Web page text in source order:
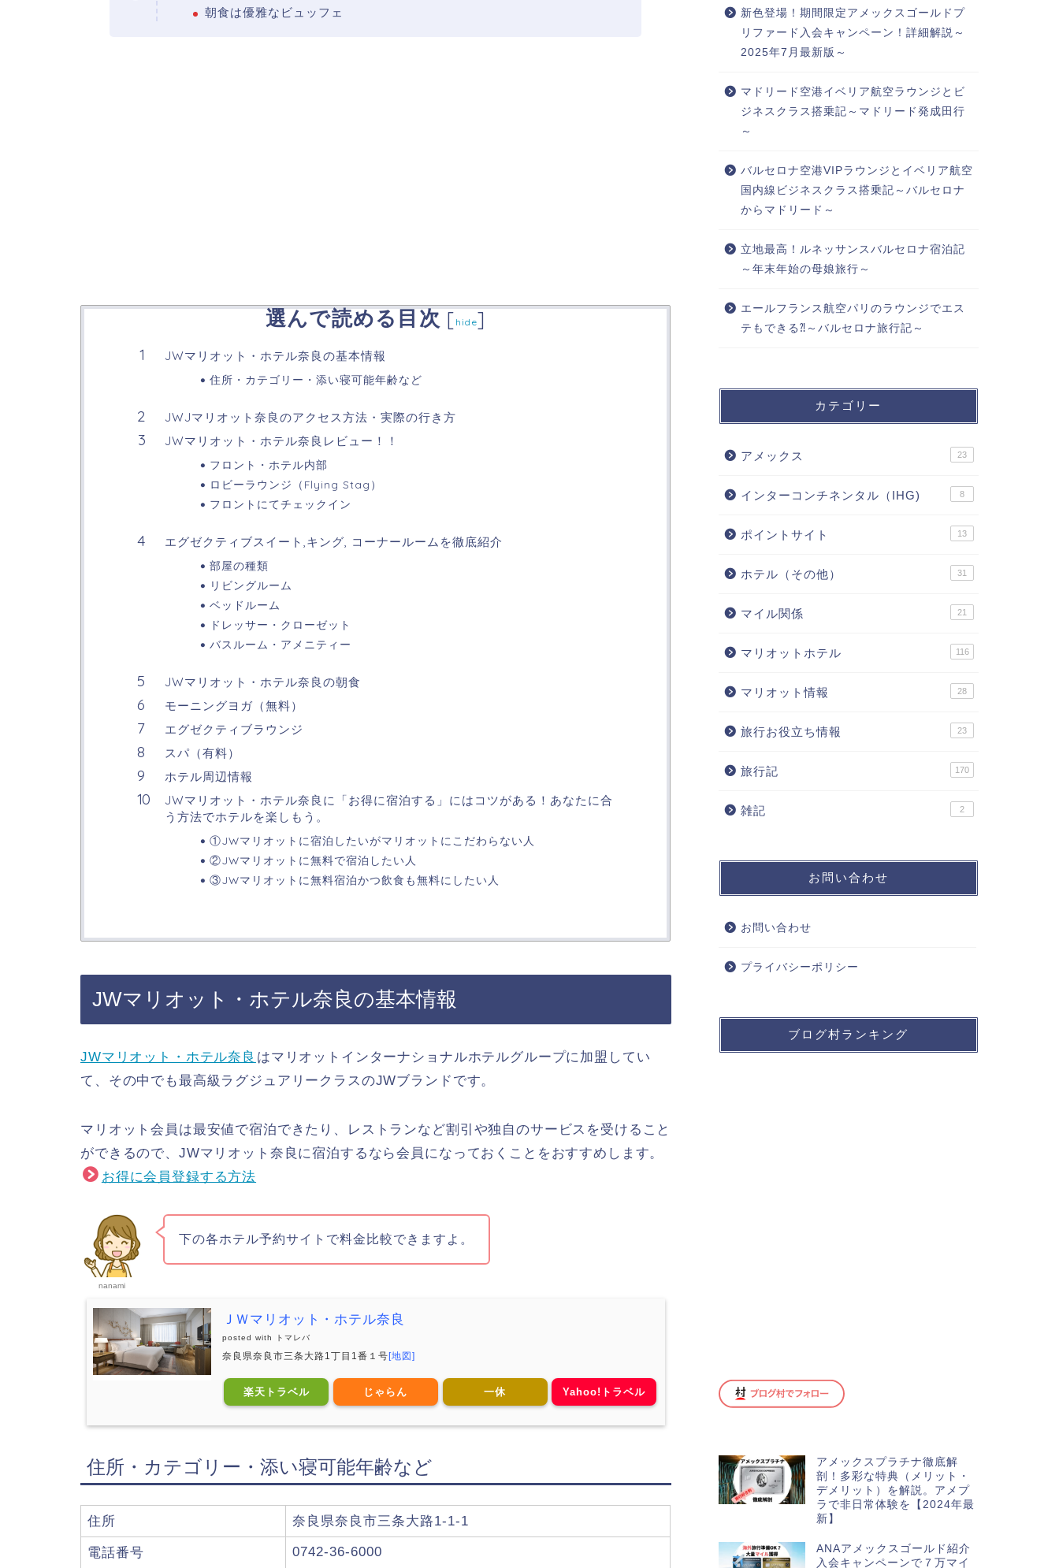
朝食は優雅なビュッフェ
選んで読める目次 [ hide]
JWマリオット・ホテル奈良の基本情報
住所・カテゴリー・添い寝可能年齢など
JWJマリオット奈良のアクセス方法・実際の行き方
JWマリオット・ホテル奈良レビュー！！
フロント・ホテル内部
ロビーラウンジ（Flying Stag）
フロントにてチェックイン
エグゼクティブスイート,キング, コーナールームを徹底紹介
部屋の種類
リビングルーム
ベッドルーム
ドレッサー・クローゼット
バスルーム・アメニティー
JWマリオット・ホテル奈良の朝食
モーニングヨガ（無料）
エグゼクティブラウンジ
スパ（有料）
ホテル周辺情報
JWマリオット・ホテル奈良に「お得に宿泊する」にはコツがある！あなたに合
う方法でホテルを楽しもう。
①JWマリオットに宿泊したいがマリオットにこだわらない人
②JWマリオットに無料で宿泊したい人
③JWマリオットに無料宿泊かつ飲食も無料にしたい人
JWマリオット・ホテル奈良の基本情報
JWマリオット・ホテル奈良 はマリオットインターナショナルホテルグループに加盟してい
て、その中でも最高級ラグジュアリークラスのJWブランドです。
マリオット会員は最安値で宿泊できたり、レストランなど割引や独自のサービスを受けること
ができるので、JWマリオット奈良に宿泊するなら会員になっておくことをおすすめします。
お得に会員登録する方法
nanami
下の各ホテル予約サイトで料金比較できますよ。
ＪＷマリオット・ホテル奈良
posted with トマレバ
奈良県奈良市三条大路1丁目1番１号 [地図]
楽天トラベル じゃらん 一休 Yahoo!トラベル
住所・カテゴリー・添い寝可能年齢など
住所 奈良県奈良市三条大路1-1-1
電話番号 0742-36-6000
新色登場！期間限定アメックスゴールドプ
リファード入会キャンペーン！詳細解説～
2025年7月最新版～
マドリード空港イベリア航空ラウンジとビ
ジネスクラス搭乗記～マドリード発成田行
～
バルセロナ空港VIPラウンジとイベリア航空
国内線ビジネスクラス搭乗記～バルセロナ
からマドリード～
立地最高！ルネッサンスバルセロナ宿泊記
～年末年始の母娘旅行～
エールフランス航空パリのラウンジでエス
テもできる⁈～バルセロナ旅行記～
カテゴリー
アメックス 23
インターコンチネンタル（IHG) 8
ポイントサイト 13
ホテル（その他） 31
マイル関係 21
マリオットホテル 116
マリオット情報 28
旅行お役立ち情報 23
旅行記 170
雑記 2
お問い合わせ
お問い合わせ
プライバシーポリシー
ブログ村ランキング
アメックスプラチナ徹底解
剖！多彩な特典（メリット・
デメリット）を解説。アメプ
ラで非日常体験を【2024年最
新】
ANAアメックスゴールド紹介
入会キャンペーンで７万マイ